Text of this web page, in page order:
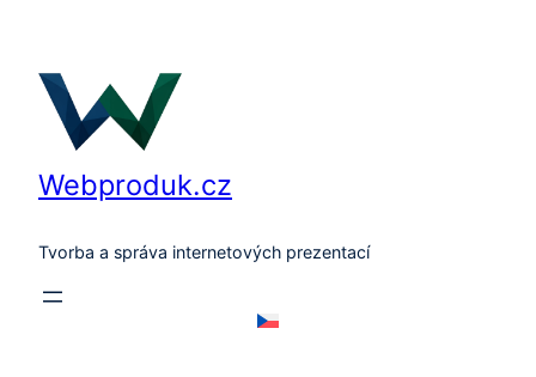
obsah
Webproduk.cz
Tvorba a správa internetových prezentací